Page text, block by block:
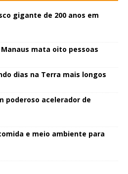
gigante de 200 anos em
mata oito pessoas
dias na Terra mais longos
poderoso acelerador de
e meio ambiente para